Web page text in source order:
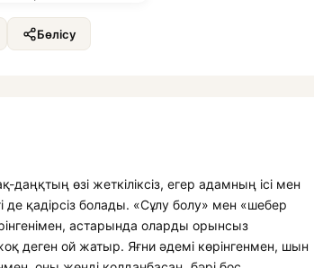
Бөлісу
өзі жеткіліксіз, егер адамның ісі мен
де қадірсіз болады. «Сұлу болу» мен «шебер
астарында оларды орынсыз
деген ой жатыр. Яғни әдемі көрінгенмен, шын